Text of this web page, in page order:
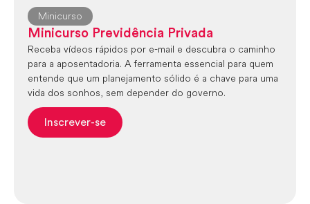
Minicurso
Minicurso Previdência Privada
Receba vídeos rápidos por e-mail e descubra o caminho
para a aposentadoria. A ferramenta essencial para quem
entende que um planejamento sólido é a chave para uma
vida dos sonhos, sem depender do governo.
Inscrever-se